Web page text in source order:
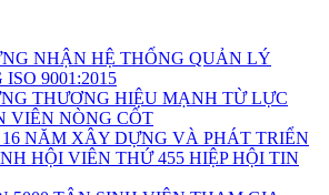
NHẬN HỆ THỐNG QUẢN LÝ
9001:2015
THƯƠNG HIỆU MẠNH TỪ LỰC
VIÊN NÒNG CỐT
NĂM XÂY DỰNG VÀ PHÁT TRIỂN
HỘI VIÊN THỨ 455 HIỆP HỘI TIN